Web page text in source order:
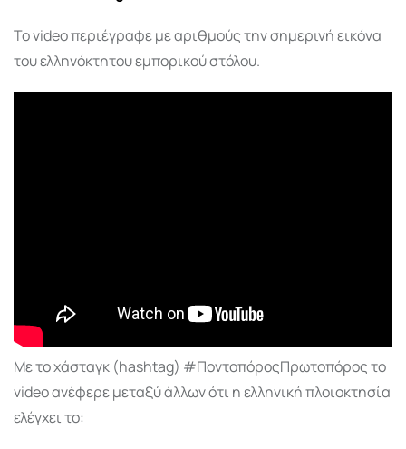
To video περιέγραφε με αριθμούς την σημερινή εικόνα
του ελληνόκτητου εμπορικού στόλου.
Με το χάσταγκ (hashtag) #ΠοντοπόροςΠρωτοπόρος το
video ανέφερε μεταξύ άλλων ότι η ελληνική πλοιοκτησία
ελέγχει το: